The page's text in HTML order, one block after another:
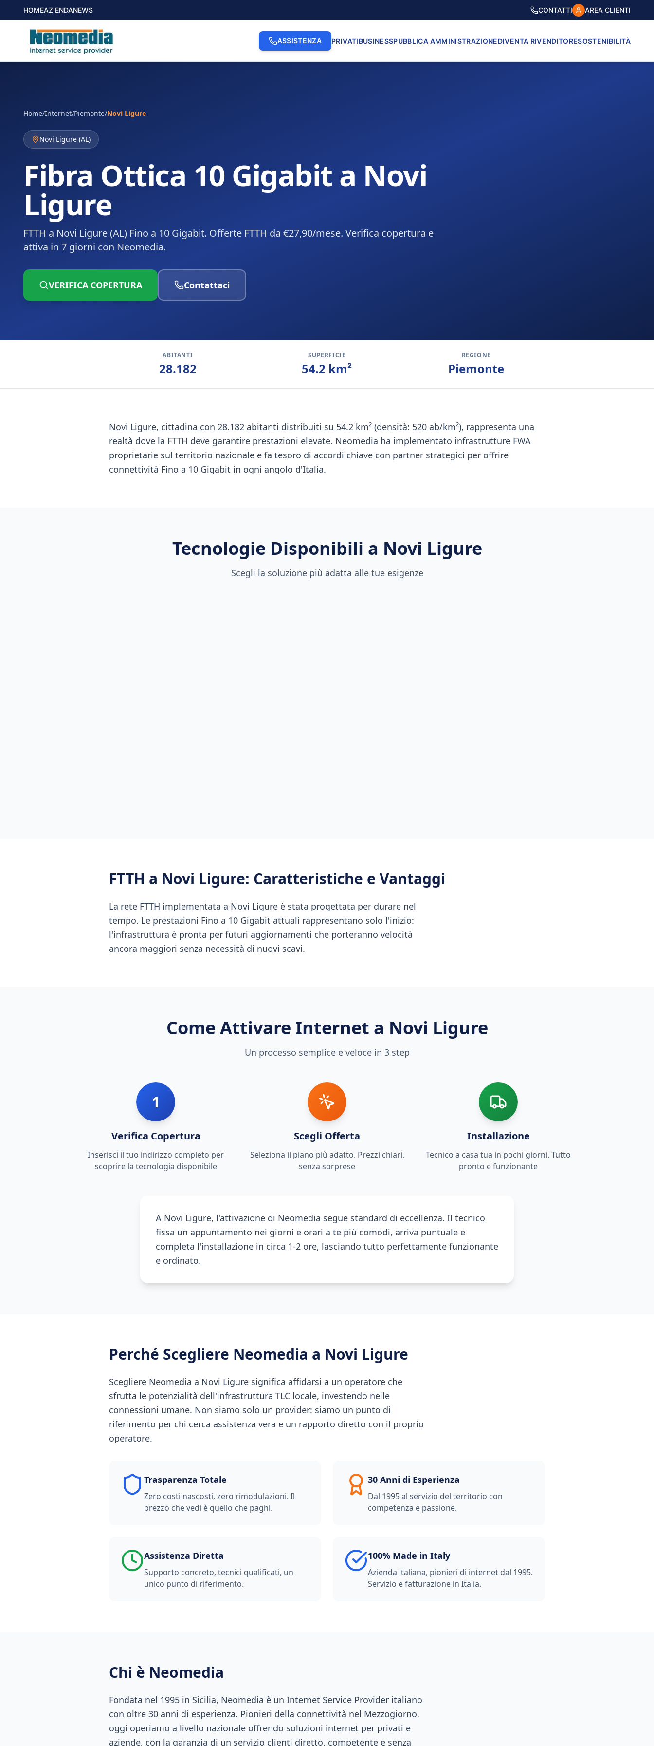
HOMEAZIENDANEWS CONTATTI AREA CLIENTI
ASSISTENZA PRIVATIBUSINESSPUBBLICA AMMINISTRAZIONEDIVENTA RIVENDITORESOSTENIBILITÀ
Home/Internet/Piemonte/Novi Ligure
Novi Ligure (AL)
Fibra Ottica 10 Gigabit a Novi
Ligure
FTTH a Novi Ligure (AL) Fino a 10 Gigabit. Offerte FTTH da €27,90/mese. Verifica copertura e
attiva in 7 giorni con Neomedia.
VERIFICA COPERTURA Contattaci
ABITANTI
28.182
SUPERFICIE
54.2 km²
REGIONE
Piemonte
Novi Ligure, cittadina con 28.182 abitanti distribuiti su 54.2 km² (densità: 520 ab/km²), rappresenta una
realtà dove la FTTH deve garantire prestazioni elevate. Neomedia ha implementato infrastrutture FWA
proprietarie sul territorio nazionale e fa tesoro di accordi chiave con partner strategici per offrire
connettività Fino a 10 Gigabit in ogni angolo d'Italia.
Tecnologie Disponibili a Novi Ligure
Scegli la soluzione più adatta alle tue esigenze
FTTH a Novi Ligure: Caratteristiche e Vantaggi
La rete FTTH implementata a Novi Ligure è stata progettata per durare nel
tempo. Le prestazioni Fino a 10 Gigabit attuali rappresentano solo l'inizio:
l'infrastruttura è pronta per futuri aggiornamenti che porteranno velocità
ancora maggiori senza necessità di nuovi scavi.
Come Attivare Internet a Novi Ligure
Un processo semplice e veloce in 3 step
1
Verifica Copertura
Inserisci il tuo indirizzo completo per
scoprire la tecnologia disponibile
Scegli Offerta
Seleziona il piano più adatto. Prezzi chiari,
senza sorprese
Installazione
Tecnico a casa tua in pochi giorni. Tutto
pronto e funzionante
A Novi Ligure, l'attivazione di Neomedia segue standard di eccellenza. Il tecnico
fissa un appuntamento nei giorni e orari a te più comodi, arriva puntuale e
completa l'installazione in circa 1-2 ore, lasciando tutto perfettamente funzionante
e ordinato.
Perché Scegliere Neomedia a Novi Ligure
Scegliere Neomedia a Novi Ligure significa affidarsi a un operatore che
sfrutta le potenzialità dell'infrastruttura TLC locale, investendo nelle
connessioni umane. Non siamo solo un provider: siamo un punto di
riferimento per chi cerca assistenza vera e un rapporto diretto con il proprio
operatore.
Trasparenza Totale
Zero costi nascosti, zero rimodulazioni. Il
prezzo che vedi è quello che paghi.
30 Anni di Esperienza
Dal 1995 al servizio del territorio con
competenza e passione.
Assistenza Diretta
Supporto concreto, tecnici qualificati, un
unico punto di riferimento.
100% Made in Italy
Azienda italiana, pionieri di internet dal 1995.
Servizio e fatturazione in Italia.
Chi è Neomedia
Fondata nel 1995 in Sicilia, Neomedia è un Internet Service Provider italiano
con oltre 30 anni di esperienza. Pionieri della connettività nel Mezzogiorno,
oggi operiamo a livello nazionale offrendo soluzioni internet per privati e
aziende, con la garanzia di un servizio clienti diretto, competente e senza